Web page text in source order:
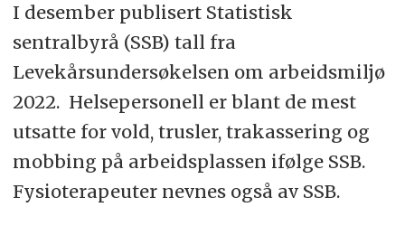
I desember publisert Statistisk
sentralbyrå (SSB) tall fra
Levekårsundersøkelsen om arbeidsmiljø
2022. Helsepersonell er blant de mest
utsatte for vold, trusler, trakassering og
mobbing på arbeidsplassen ifølge SSB.
Fysioterapeuter nevnes også av SSB.